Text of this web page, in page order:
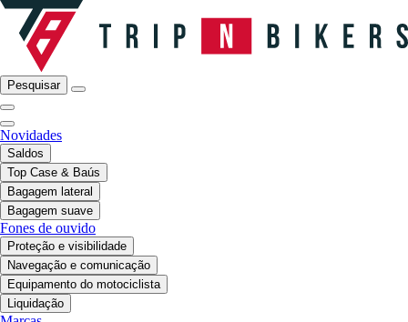
Pesquisar
Novidades
Saldos
Top Case & Baús
Bagagem lateral
Bagagem suave
Fones de ouvido
Proteção e visibilidade
Navegação e comunicação
Equipamento do motociclista
Liquidação